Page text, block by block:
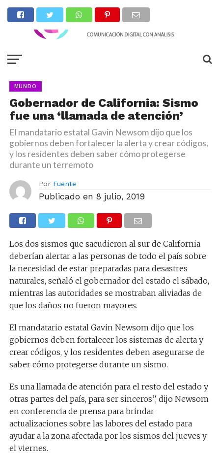
MUNDO
Gobernador de California: Sismo
fue una ‘llamada de atención’
El mandatario estatal Gavin Newsom dijo que los
gobiernos deben fortalecer la alerta y crear códigos,
y los residentes deben saber cómo protegerse
durante un terremoto
Por Fuente
Publicado en 8 julio, 2019
Los dos sismos que sacudieron al sur de California
deberían alertar a las personas de todo el país sobre
la necesidad de estar preparadas para desastres
naturales, señaló el gobernador del estado el sábado,
mientras las autoridades se mostraban aliviadas de
que los daños no fueron mayores.
El mandatario estatal Gavin Newsom dijo que los
gobiernos deben fortalecer los sistemas de alerta y
crear códigos, y los residentes deben asegurarse de
saber cómo protegerse durante un sismo.
Es una llamada de atención para el resto del estado y
otras partes del país, para ser sinceros”, dijo Newsom
en conferencia de prensa para brindar
actualizaciones sobre las labores del estado para
ayudar a la zona afectada por los sismos del jueves y
el viernes.